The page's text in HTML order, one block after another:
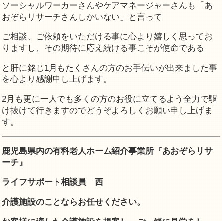
ソーシャルワーカーさんやケアマネージャーさんも「あ
おぞらリサーチさんしかいない」と言って
ご相談、ご依頼をいただける事に心より嬉しく思ってお
りますし、その期待に応え続ける事こそが使命である
と肝に銘じ1月もたくさんの方のお手伝いが出来ました事
を心より感謝申し上げます。
2月も更に一人でも多くの方のお役に立てるよう全力で駆
け抜けて行きますのでどうぞよろしくお願い申し上げま
す。
鹿児島県内の有料老人ホーム紹介事業所『あおぞらリサ
ーチ』
ライフサポート相談員 西
介護施設のことならお任せください。